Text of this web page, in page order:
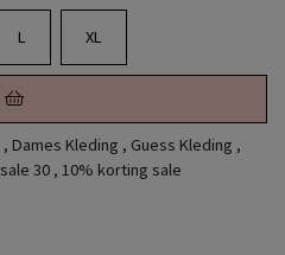
L XL
, Dames Kleding , Guess Kleding ,
sale 30 , 10% korting sale